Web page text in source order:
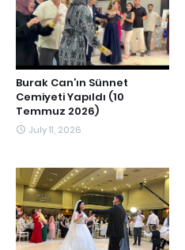
Burak Can’ın Sünnet
Cemiyeti Yapıldı (10
Temmuz 2026)
July 11, 2026